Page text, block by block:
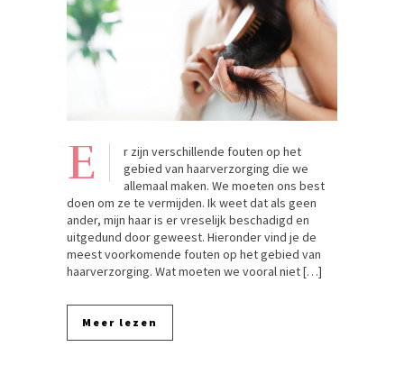
E
r zijn verschillende fouten op het
gebied van haarverzorging die we
allemaal maken. We moeten ons best
doen om ze te vermijden. Ik weet dat als geen
ander, mijn haar is er vreselijk beschadigd en
uitgedund door geweest. Hieronder vind je de
meest voorkomende fouten op het gebied van
haarverzorging. Wat moeten we vooral niet […]
Meer lezen